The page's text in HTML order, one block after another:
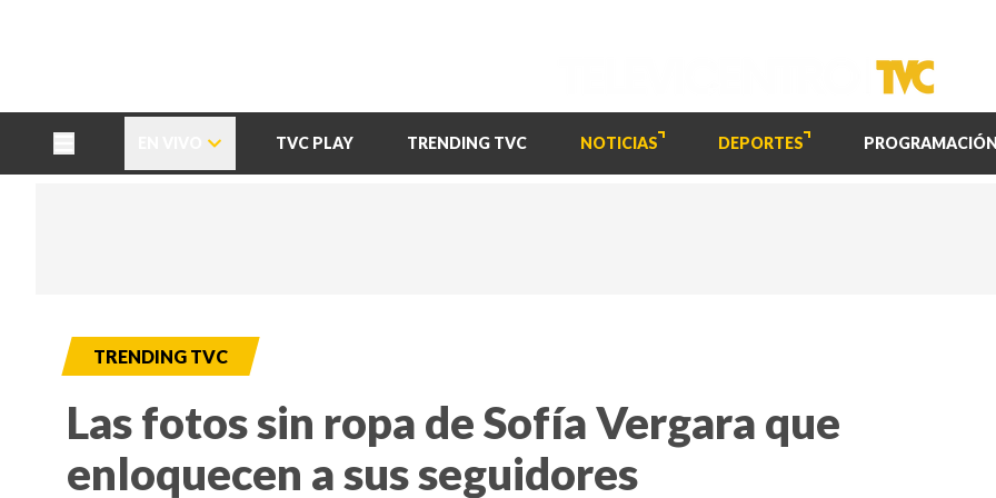
TVC PLAY TRENDING TVC NOTICIAS DEPORTES PROGRAMACIÓN
TRENDING TVC
Las fotos sin ropa de Sofía Vergara que
enloquecen a sus seguidores